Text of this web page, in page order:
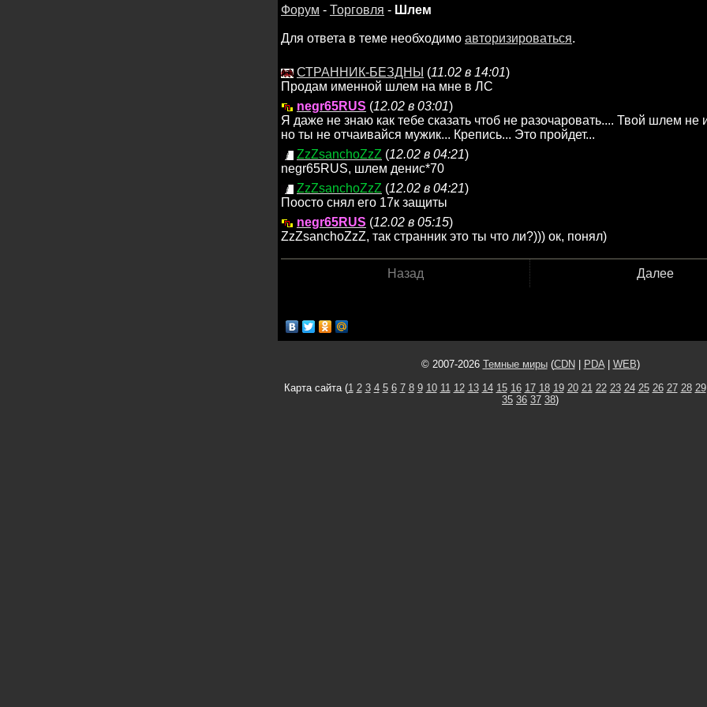
Форум - Торговля - Шлем
Для ответа в теме необходимо авторизироваться.
СТРАННИК-БЕЗДНЫ (11.02 в 14:01)
Продам именной шлем на мне в ЛС
negr65RUS (12.02 в 03:01)
Я даже не знаю как тебе сказать чтоб не разочаровать.... Твой шлем не
но ты не отчаивайся мужик... Крепись... Это пройдет...
ZzZsanchoZzZ (12.02 в 04:21)
negr65RUS, шлем денис*70
ZzZsanchoZzZ (12.02 в 04:21)
Поосто снял его 17к защиты
negr65RUS (12.02 в 05:15)
ZzZsanchoZzZ, так странник это ты что ли?))) ок, понял)
Назад Далее
© 2007-2026 Темные миры(CDN PDA| WEB)
Карта сайта (1 2 3 4 5 6 7 8 9 10 11 12 13 14 15 16 17 18 19 20 21 22 23 24 25 26 27 28 29
35 36 37 38)